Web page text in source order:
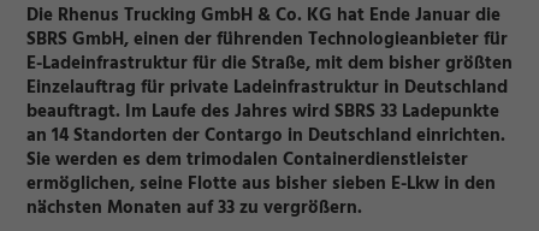
Die Rhenus Trucking GmbH & Co. KG hat Ende Januar die
SBRS GmbH, einen der führenden Technologieanbieter für
E-Ladeinfrastruktur für die Straße, mit dem bisher größten
Einzelauftrag für private Ladeinfrastruktur in Deutschland
beauftragt. Im Laufe des Jahres wird SBRS 33 Ladepunkte
an 14 Standorten der Contargo in Deutschland einrichten.
Sie werden es dem trimodalen Containerdienstleister
ermöglichen, seine Flotte aus bisher sieben E-Lkw in den
nächsten Monaten auf 33 zu vergrößern.